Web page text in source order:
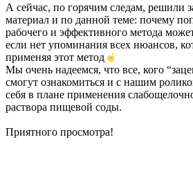
А сейчас, по горячим следам, решили
материал и по данной теме: почему
рабочего и эффективного метода
если нет упоминания всех нюансов,
применяя этот метод
Мы очень надеемся, что все, кого
смогут ознакомиться и с нашим
себя в плане применения
раствора пищевой соды.
Приятного просмотра!